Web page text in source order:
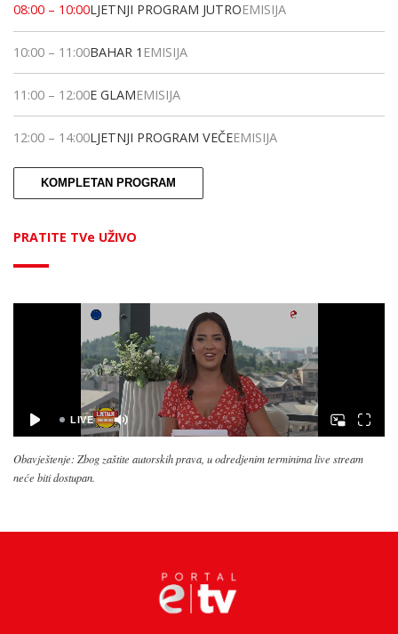
08:00 – 10:00LJETNJI PROGRAM JUTROEMISIJA
10:00 – 11:00BAHAR 1 EMISIJA
11:00 – 12:00E GLAMEMISIJA
12:00 – 14:00LJETNJI PROGRAM VEČEEMISIJA
KOMPLETAN PROGRAM
PRATITE TVe UŽIVO
Obavještenje: Zbog zaštite autorskih prava, u odredjenim terminima live stream
neće biti dostupan.